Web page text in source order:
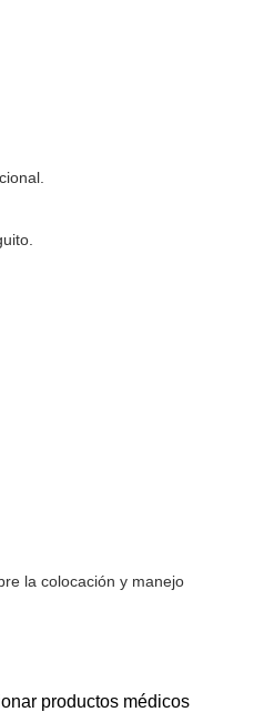
la colocación y manejo
productos médicos